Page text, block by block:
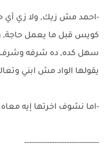
-احمد مش زيك, ولا زي أي
كويس قبل ما يعمل
سهل كده, ده شرفه وشرف
يقولها الواد مش ابني
-اما نشوف اخرتها إيه
------------------------------